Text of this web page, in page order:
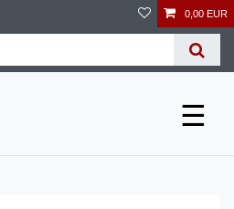
0,00 EUR
☰